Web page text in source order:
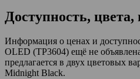
Доступность, цвета,
Информация о ценах и
OLED (TP3604) ещё не
предлагается в двух цветовых
Midnight Black.